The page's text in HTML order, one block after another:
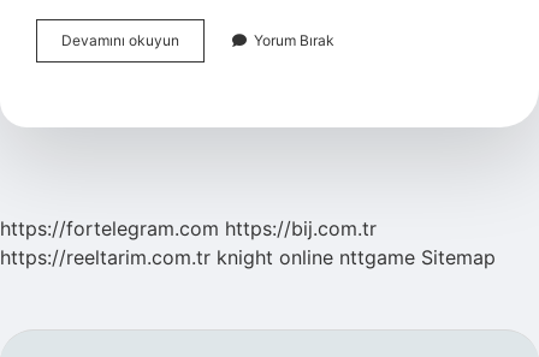
Devamını okuyun Sakarya
Bit
Mı
Yorum Bırak
https://fortelegram.com https://bij.com.tr
https://reeltarim.com.tr knight online nttgame Sitemap